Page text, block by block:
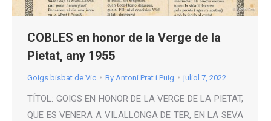
COBLES en honor de la Verge de la
Pietat, any 1955
Goigs bisbat de Vic By Antoni Prat i Puig juliol 7, 2022
TÍTOL: GOIGS EN HONOR DE LA VERGE DE LA PIETAT,
QUE ES VENERA A VILALLONGA DE TER, EN LA SEVA